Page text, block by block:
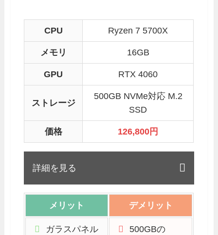
CPU Ryzen 7 5700X
メモリ 16GB
GPU RTX 4060
ストレージ
500GB NVMe対応 M.2
SSD
価格 126,800 円
詳細を見る
メリット デメリット
ガラスパネル
500GBの